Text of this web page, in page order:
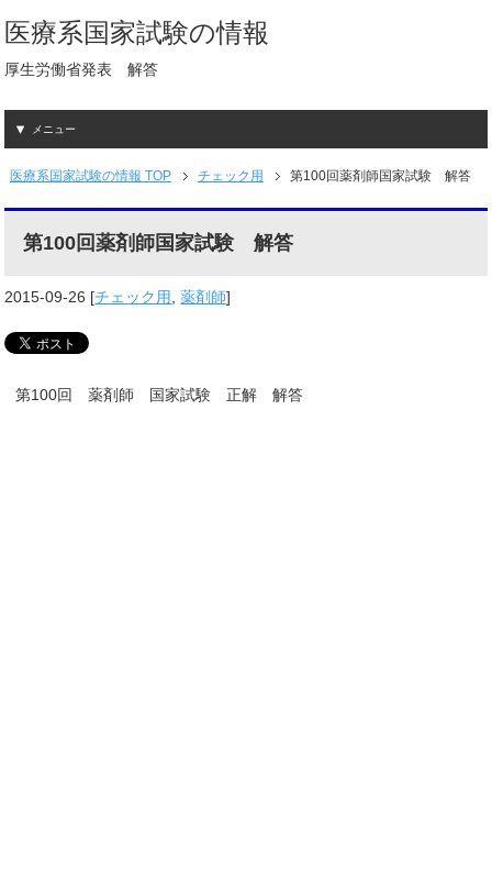
医療系国家試験の情報
厚生労働省発表 解答
メニュー
医療系国家試験の情報 TOP チェック用 第100回薬剤師国家試験 解答
第100回薬剤師国家試験 解答
2015-09-26 [チェック用,薬剤師]
第100回 薬剤師 国家試験 正解 解答